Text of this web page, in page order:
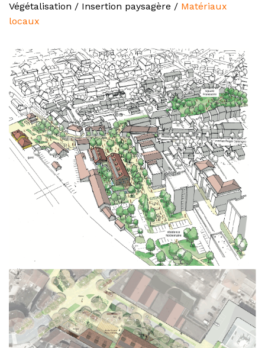
Végétalisation / Insertion paysagère / Matériaux
locaux